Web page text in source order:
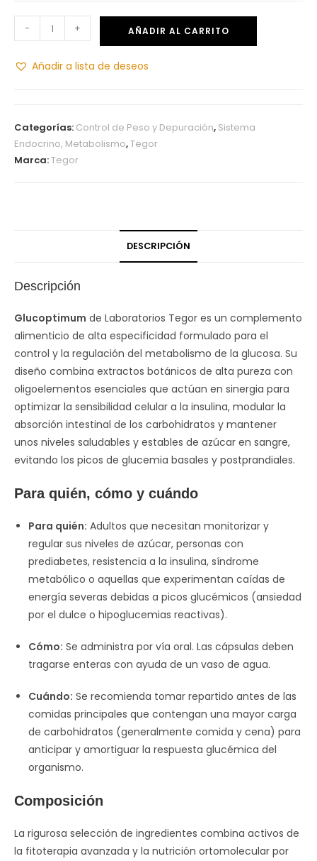
- + AÑADIR AL CARRITO
Añadir a lista de deseos
Categorías: Control de Peso y Depuración, Sistema
Endocrino, Metabolismo,Tegor
Marca:Tegor
DESCRIPCIÓN
Descripción
Glucoptimum de Laboratorios Tegor es un complemento
alimenticio de alta especificidad formulado para el
control y la regulación del metabolismo de la glucosa. Su
diseño combina extractos botánicos de alta pureza con
oligoelementos esenciales que actúan en sinergia para
optimizar la sensibilidad celular a la insulina, modular la
absorción intestinal de los carbohidratos y mantener
unos niveles saludables y estables de azúcar en sangre,
evitando los picos de glucemia basales y postprandiales.
Para quién, cómo y cuándo
Para quién: Adultos que necesitan monitorizar y
regular sus niveles de azúcar, personas con
prediabetes, resistencia a la insulina, síndrome
metabólico o aquellas que experimentan caídas de
energía severas debidas a picos glucémicos (ansiedad
por el dulce o hipoglucemias reactivas).
Cómo: Se administra por vía oral. Las cápsulas deben
tragarse enteras con ayuda de un vaso de agua.
Cuándo: Se recomienda tomar repartido antes de las
comidas principales que contengan una mayor carga
de carbohidratos (generalmente comida y cena) para
anticipar y amortiguar la respuesta glucémica del
organismo.
Composición
La rigurosa selección de ingredientes combina activos de
la fitoterapia avanzada y la nutrición ortomolecular por